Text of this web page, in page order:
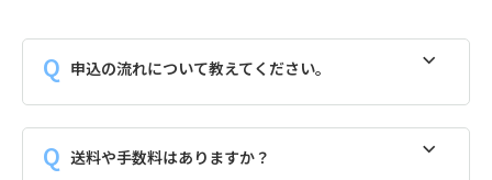
申込の流れについて教えてください。
送料や手数料はありますか？